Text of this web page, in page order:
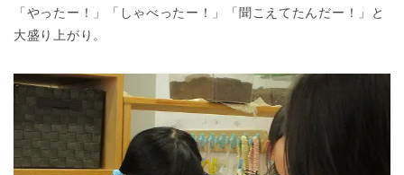
「やったー！」「しゃべったー！」「聞こえてたんだー！」と
大盛り上がり。